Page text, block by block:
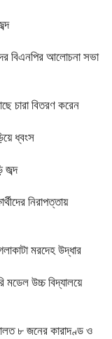
বিএনপির আলোচনা সভা
চারা বিতরণ করেন
ধ্বংস
জব্দ
নিরাপত্তায়
মরদেহ উদ্ধার
উচ্চ বিদ্যালয়ে
৮ জনের কারাদণ্ড ও